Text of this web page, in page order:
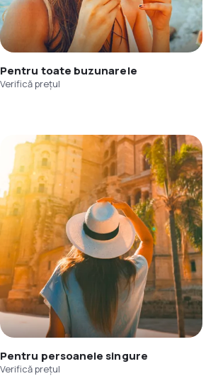
Pentru toate buzunarele
Verifică prețul
Pentru persoanele singure
Verifică prețul